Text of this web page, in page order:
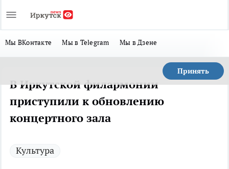
Мы ВКонтакте Мы в Telegram Мы в Дзене
Принять
В Иркутской филармонии
приступили к обновлению
концертного зала
Культура